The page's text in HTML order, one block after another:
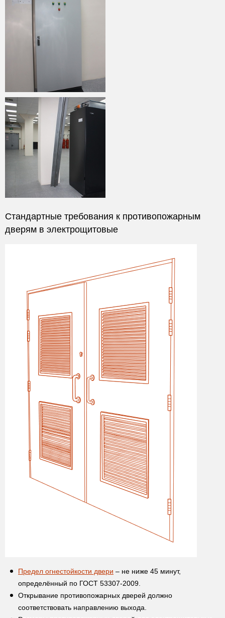
Стандартные требования к противопожарным
дверям в электрощитовые
Предел огнестойкости двери – не ниже 45 минут,
определённый по ГОСТ 53307-2009.
Открывание противопожарных дверей должно
соответствовать направлению выхода.